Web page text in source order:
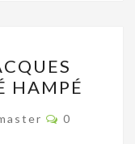
HAMPÉ
0